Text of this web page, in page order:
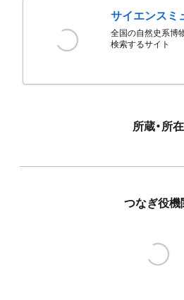
サイエンスミ
全国の自然史系博
検索するサイト
所蔵・所在
つなぎ役機